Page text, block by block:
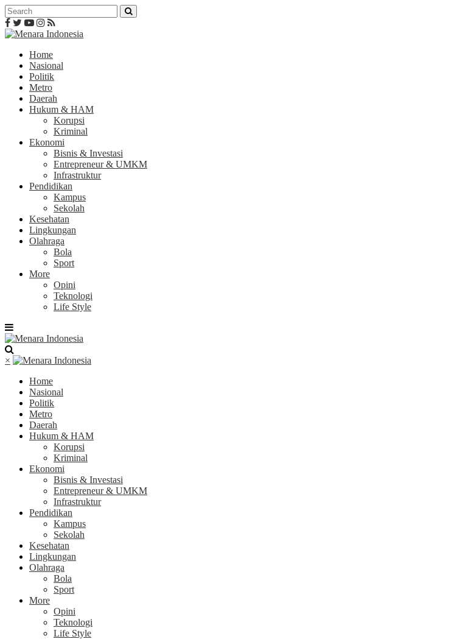
Home
Nasional
Politik
Metro
Daerah
Hukum & HAM
Korupsi
Kriminal
Ekonomi
Bisnis & Investasi
Entrepreneur & UMKM
Infrastruktur
Pendidikan
Kampus
Sekolah
Kesehatan
Lingkungan
Olahraga
Bola
Sport
More
Opini
Teknologi
Life Style
×
Home
Nasional
Politik
Metro
Daerah
Hukum & HAM
Korupsi
Kriminal
Ekonomi
Bisnis & Investasi
Entrepreneur & UMKM
Infrastruktur
Pendidikan
Kampus
Sekolah
Kesehatan
Lingkungan
Olahraga
Bola
Sport
More
Opini
Teknologi
Life Style